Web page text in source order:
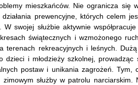
mieszkańców. Nie ogranicza się
prewencyjne, których celem
swojej służbie aktywnie
świątecznych i wzmożonego
terenach rekreacyjnych i leśnych. Dużą
dzieci i młodzieży szkolnej, prowadząc
postaw i unikania zagrożeń. Tym,
służby w patrolu narciarskim.